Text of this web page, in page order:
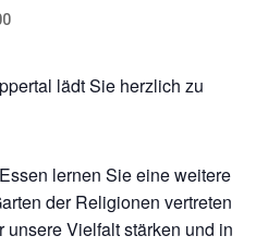
lädt Sie herzlich zu
lernen Sie eine weitere
der Religionen vertreten
Vielfalt stärken und in